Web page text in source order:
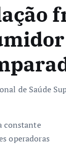
de Saúde
constante
operadoras